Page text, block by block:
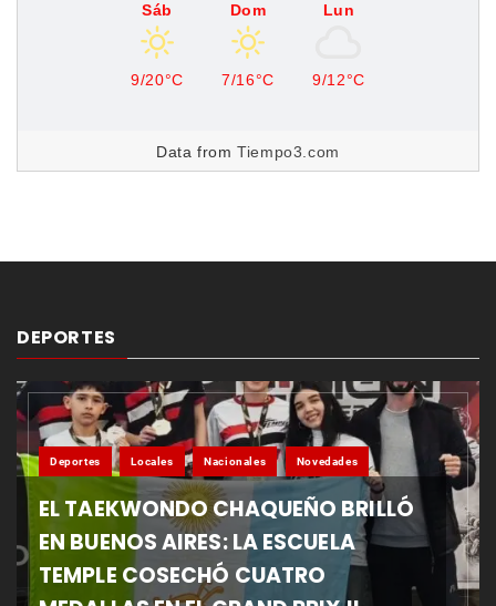
Sáb
9/20°C
Dom
7/16°C
Lun
9/12°C
Data fromTiempo3.com
DEPORTES
Deportes Locales Nacionales Novedades
EL TAEKWONDO CHAQUEÑO BRILLÓ
EN BUENOS AIRES: LA ESCUELA
TEMPLE COSECHÓ CUATRO